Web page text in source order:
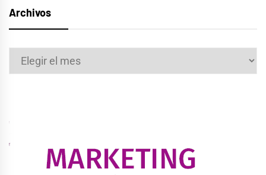
Archivos
Archivos